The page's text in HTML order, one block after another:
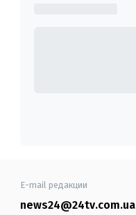
E-mail редакции
news24@24tv.com.ua